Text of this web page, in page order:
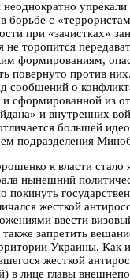
борьбе с
при «зачистках»
торопится
формированиям,
повернуто против
сообщений о
сформированной из
и внутренних
большей
подразделения
к власти стало
нынешний
покинуть
жесткой
ввести
запретить
Украины. Как
жесткой
в лице главы